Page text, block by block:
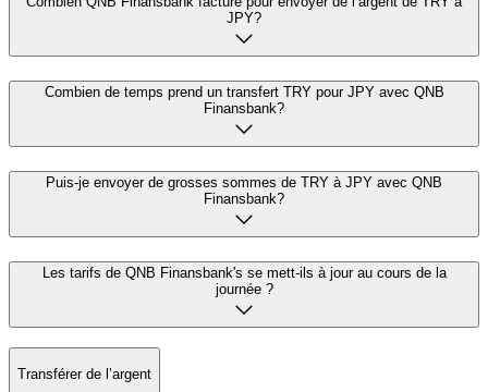
JPY?
Combien de temps prend un transfert TRY pour JPY avec QNB
Finansbank?
Puis-je envoyer de grosses sommes de TRY à JPY avec QNB
Finansbank?
Les tarifs de QNB Finansbank's se mett-ils à jour au cours de la
journée ?
Transférer de l’argent